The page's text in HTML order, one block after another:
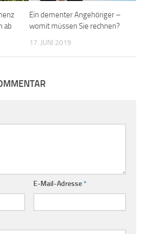
ab
Ein dementer Angehöriger –
womit müssen Sie rechnen?
17. JUNI 2019
E-Mail-Adresse*